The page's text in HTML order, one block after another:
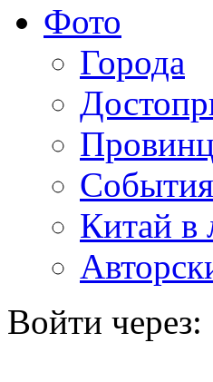
Фото
Города
События
Китай в
Войти через: